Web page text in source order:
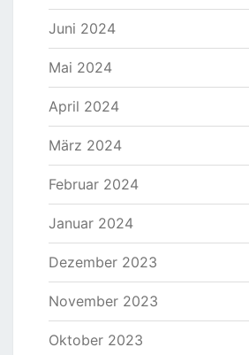
Juni 2024
Mai 2024
April 2024
März 2024
Februar 2024
Januar 2024
Dezember 2023
November 2023
Oktober 2023